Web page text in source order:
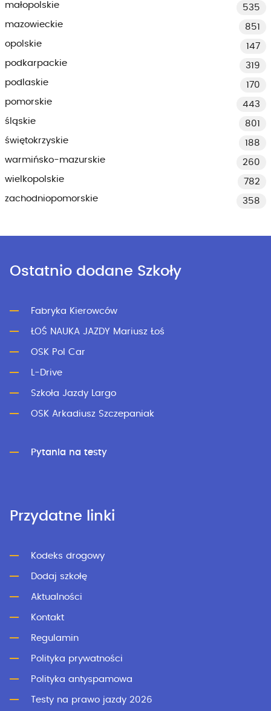
małopolskie
535
mazowieckie
851
opolskie
147
podkarpackie
319
podlaskie
170
pomorskie
443
śląskie
801
świętokrzyskie
188
warmińsko-mazurskie
260
wielkopolskie
782
zachodniopomorskie
358
Ostatnio dodane Szkoły
Fabryka Kierowców
ŁOŚ NAUKA JAZDY Mariusz Łoś
OSK Pol Car
L-Drive
Szkoła Jazdy Largo
OSK Arkadiusz Szczepaniak
Pytania na testy
Przydatne linki
Kodeks drogowy
Dodaj szkołę
Aktualności
Kontakt
Regulamin
Polityka prywatności
Polityka antyspamowa
Testy na prawo jazdy 2026